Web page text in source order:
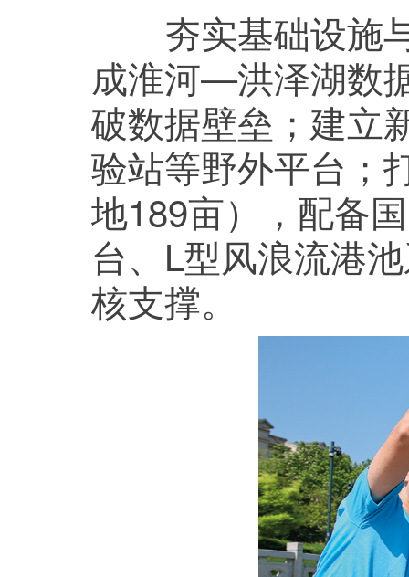
夯实基础设施与
成淮河—洪泽湖数
破数据壁垒；建立
验站等野外平台；
地189亩），配备
台、L型风浪流港
核支撑。